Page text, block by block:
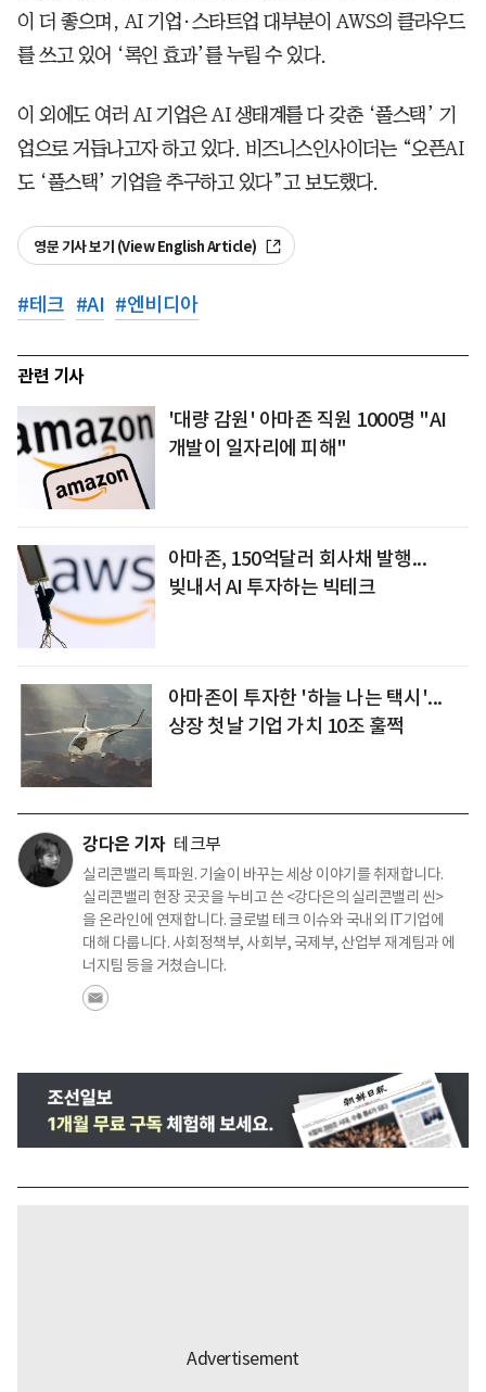
이 더 좋으며, AI 기업·스타트업 대부분이 AWS의 클라우드
를 쓰고 있어 ‘록인 효과’를 누릴 수 있다.
이 외에도 여러 AI 기업은 AI 생태계를 다 갖춘 ‘풀스택’ 기
업으로 거듭나고자 하고 있다. 비즈니스인사이더는 “오픈AI
도 ‘풀스택’ 기업을 추구하고 있다”고 보도했다.
영문 기사 보기 (View English Article)
#테크 #AI #엔비디아
관련 기사
'대량 감원' 아마존 직원 1000명 "AI
개발이 일자리에 피해"
아마존, 150억달러 회사채 발행...
빚내서 AI 투자하는 빅테크
아마존이 투자한 '하늘 나는 택시'...
상장 첫날 기업 가치 10조 훌쩍
강다은 기자 테크부
실리콘밸리 특파원. 기술이 바꾸는 세상 이야기를 취재합니다.
실리콘밸리 현장 곳곳을 누비고 쓴 <강다은의 실리콘밸리 씬>
을 온라인에 연재합니다. 글로벌 테크 이슈와 국내외 IT기업에
대해 다룹니다. 사회정책부, 사회부, 국제부, 산업부 재계팀과 에
너지팀 등을 거쳤습니다.